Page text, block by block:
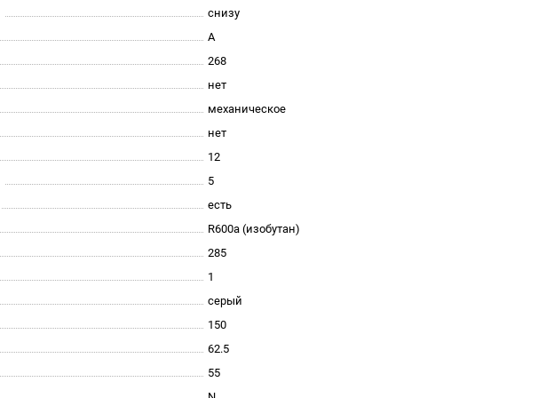
снизу
A
268
нет
механическое
нет
12
5
есть
R600a (изобутан)
285
1
серый
150
62.5
55